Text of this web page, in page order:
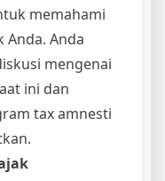
memahami
Anda. Anda
mengenai
ini dan
tax amnesti